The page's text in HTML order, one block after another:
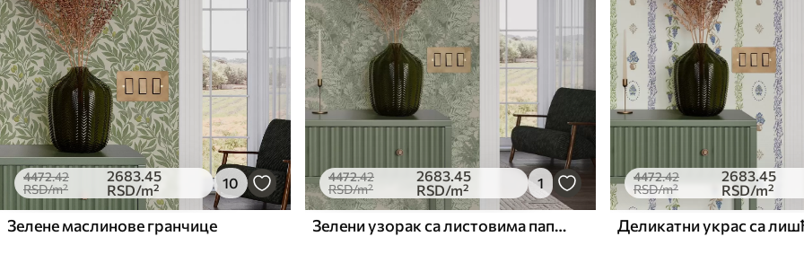
Стандард
4472.422683.45RSD/m²
Премиум
.003315.00RSD/m²
Премиум
6333.333800 .00 /m²
4472.42
RSD/m²
2683.45
RSD/m² 10
Зелене маслинове гранчице
4472.42
RSD/m²
2683.45
RSD/m² 1
Зелени узорак са листовима папрати
4472.42
RSD/m²
2683.45
RSD/m²